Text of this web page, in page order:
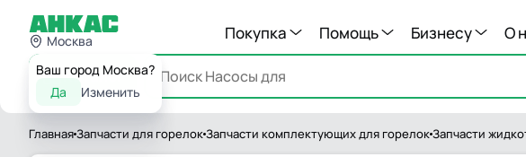
Москва
Ваш город Москва?
Да
Изменить
Покупка Помощь Бизнесу О
Каталог
ГлавнаяЗапчасти для горелокЗапчасти комплектующих для горелокЗапчасти